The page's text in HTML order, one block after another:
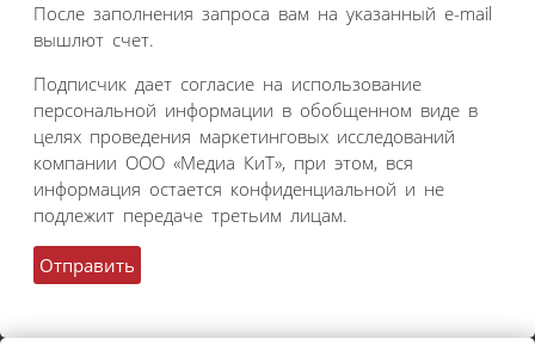
После заполнения запроса вам на указанный e-mail
вышлют счет.
Подписчик дает согласие на использование
персональной информации в обобщенном виде в
целях проведения маркетинговых исследований
компании ООО «Медиа КиТ», при этом, вся
информация остается конфиденциальной и не
подлежит передаче третьим лицам.